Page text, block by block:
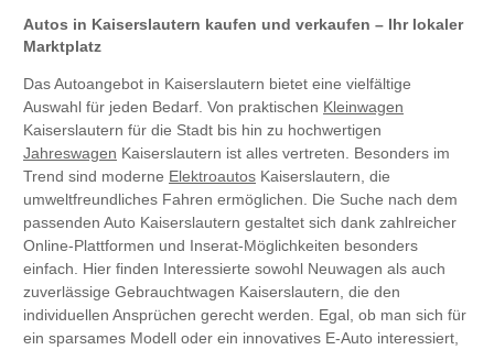
Autos in Kaiserslautern kaufen und verkaufen – Ihr lokaler
Marktplatz
Das Autoangebot in Kaiserslautern bietet eine vielfältige
Auswahl für jeden Bedarf. Von praktischen Kleinwagen
Kaiserslautern für die Stadt bis hin zu hochwertigen
Jahreswagen Kaiserslautern ist alles vertreten. Besonders im
Trend sind moderne Elektroautos Kaiserslautern, die
umweltfreundliches Fahren ermöglichen. Die Suche nach dem
passenden Auto Kaiserslautern gestaltet sich dank zahlreicher
Online-Plattformen und Inserat-Möglichkeiten besonders
einfach. Hier finden Interessierte sowohl Neuwagen als auch
zuverlässige Gebrauchtwagen Kaiserslautern, die den
individuellen Ansprüchen gerecht werden. Egal, ob man sich für
ein sparsames Modell oder ein innovatives E-Auto interessiert,